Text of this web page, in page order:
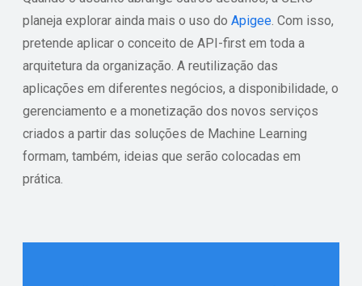
planeja explorar ainda mais o uso do Apigee . Com isso,
pretende aplicar o conceito de API-first em toda a
arquitetura da organização. A reutilização das
aplicações em diferentes negócios, a disponibilidade, o
gerenciamento e a monetização dos novos serviços
criados a partir das soluções de Machine Learning
formam, também, ideias que serão colocadas em
prática.